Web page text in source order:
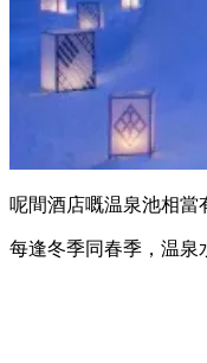
呢間酒店嘅温泉池相當
每逢冬季同春季，温泉